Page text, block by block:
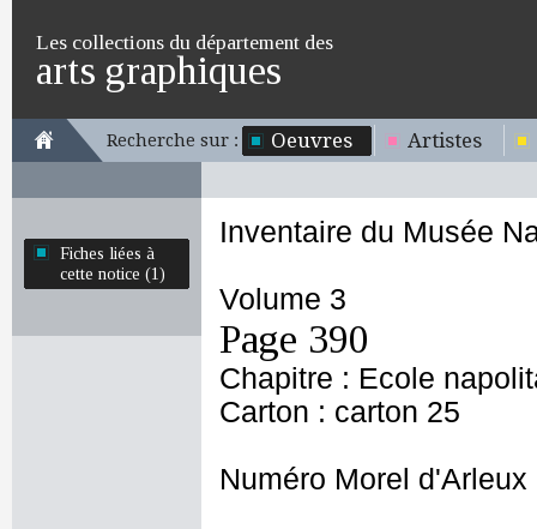
Les collections du département des
arts graphiques
Recherche sur : Oeuvres Artistes
Fiches liées à
cette notice (1)
Inventaire du Musée
Volume 3
Page 390
Chapitre : Ecole
Carton : carton 25
Numéro Morel d'Arleux